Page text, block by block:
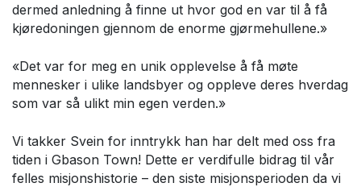
dermed anledning å finne ut hvor god en var til å få
kjøredoningen gjennom de enorme gjørmehullene.»
«Det var for meg en unik opplevelse å få møte
mennesker i ulike landsbyer og oppleve deres hverdag
som var så ulikt min egen verden.»
Vi takker Svein for inntrykk han har delt med oss fra
tiden i Gbason Town! Dette er verdifulle bidrag til vår
felles misjonshistorie – den siste misjonsperioden da vi